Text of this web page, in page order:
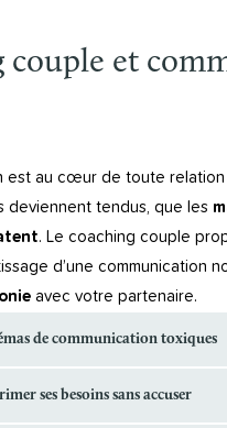
couple et
est au cœur de toute
deviennent tendus, que les
. Le coaching couple
d’une communication
avec votre partenaire.
de communication toxiques
ses besoins sans accuser